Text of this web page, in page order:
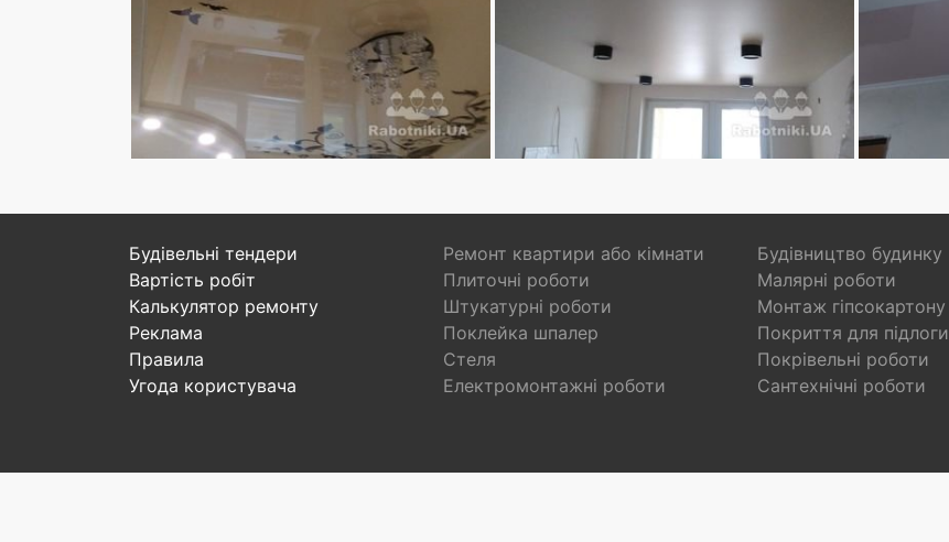
Будівельні тендери
Вартість робіт
Калькулятор ремонту
Реклама
Правила
Угода користувача
Ремонт квартири або кімнати
Будівництво будинку
Плиточні роботи
Малярні роботи
Штукатурні роботи
Монтаж гіпсокартону
Поклейка шпалер
Покриття для підлоги
Стеля
Покрівельні роботи
Електромонтажні роботи
Сантехнічні роботи